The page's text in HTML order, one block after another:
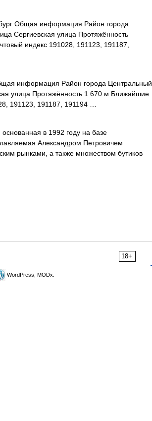
Общая информация Район города
Сергиевская улица Протяжённость
индекс 191028, 191123, 191187,
информация Район города Центральный
улица Протяжённость 1 670 м Ближайшие
191123, 191187, 191194 …
в 1992 году на базе
Александром Петровичем
рынками, а также множеством бутиков
18+
WordPress, MODx.